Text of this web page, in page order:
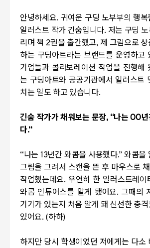
안녕하세요. 귀여운 구딩 노부부의 행
일러스트 작가 긴숨입니다. 저는 구딩
리며 책 2권을 출간했고, 제 그림으로
하는 구딩아트라는 브랜드를 운영하고
기업들과 콜라보레이션 작업을 진행해
는 구딩아트와 공공기관에서 일러스트
치는 일도 하고 있습니다.
긴숨 작가가 채워보는 문장, “나는 OO년
다.“
“나는13년간 와콤을 사용했다.”와콤을
그림을 그려서 스캔을 뜬 후 마우스로
작업했는데요. 우연히 한 일러스트레
와콤 인튜어스를 알게 됐어요. 그때의
기기가 있는지 처음 알게 돼 신선한 충
있어요. (하하)
하지만 당시 학생이었던 저에게는 다소